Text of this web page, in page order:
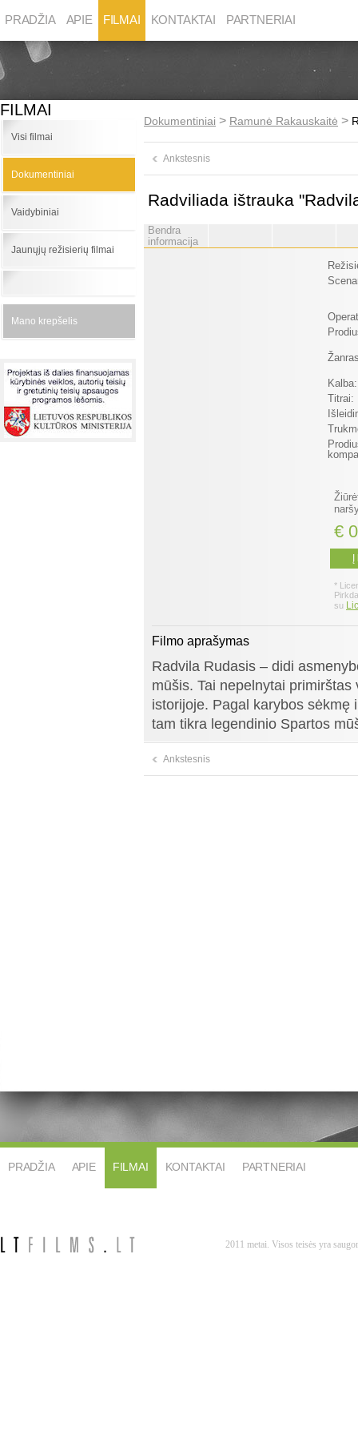
PRADŽIA APIE FILMAI KONTAKTAI PARTNERIAI
FILMAI
Visi filmai
Dokumentiniai
Vaidybiniai
Jaunųjų režisierių filmai
Mano krepšelis
Dokumentiniai > Ramunė Rakauskaitė >
Ankstesnis
Radviliada ištrauka
Bendra
informacija
Kalba:
Titrai:
€
*
su
Filmo aprašymas
Radvila Rudasis – didi
mūšis. Tai nepelnytai
istorijoje. Pagal karybos sėkmę
tam tikra legendinio Spartos
Ankstesnis
PRADŽIA APIE FILMAI KONTAKTAI PARTNERIAI
2011 metai. Visos teisės yra